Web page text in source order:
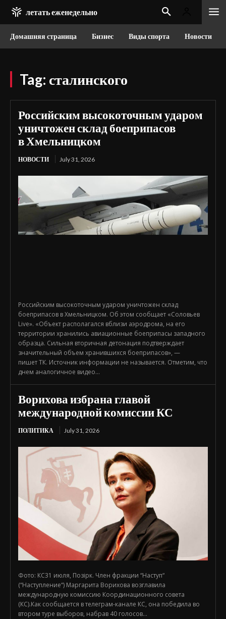
летать еженедельно
Домашняя страница Бизнес Виды спорта Новости
Tag: сталинского
Российским высокоточным ударом
уничтожен склад боеприпасов
в Хмельницком
НОВОСТИ July 31, 2026
Российским высокоточным ударом уничтожен склад
боеприпасов в Хмельницком. Об этом сообщает «Соловьев
Live». «Объект располагался вблизи аэродрома, на его
территории хранились авиационные боеприпасы западного
образца. Сильная вторичная детонация подтверждает
значительный объем хранившихся боеприпасов», —
пишет ТК. Источник информации не называется. Отметим, что
днем аналогичное видео...
Ворихова избрана главой
международной комиссии КС
ПОЛИТИКА July 31, 2026
Фото: КС31 июля, Позірк. Член фракции “Наступ“
(“Наступление“) Маргарита Ворихова возглавила
международную комиссию Координационного совета
(КС).Как сообщается в телеграм-канале КС, она победила во
втором туре выборов, набрав 40 голосов...